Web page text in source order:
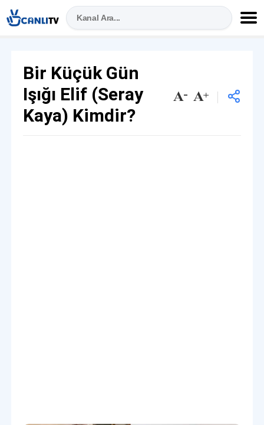
Bir Küçük Gün
Işığı Elif (Seray
Kaya) Kimdir?